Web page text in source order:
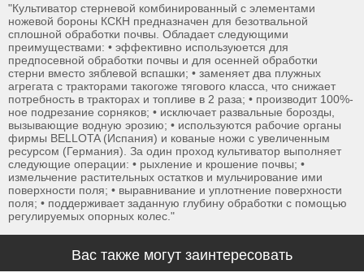
"Культиватор стерневой комбинированный с элементами
ножевой бороны КСКН предназначен для безотвальной
сплошной обработки почвы. Обладает следующими
преимуществами: • эффективно используюется для
предпосевной обработки почвы и для осенней обработки
стерни вместо зяблевой вспашки; • заменяет два плужных
агрегата с тракторами такогоже тягового класса, что снижает
потребность в тракторах и топливе в 2 раза; • производит 100%-
ное подрезание сорняков; • исключает развальные борозды,
вызывающие водную эрозию; • используются рабочие органы
фирмы BELLOTA (Испания) и кованые ножи с увеличенным
ресурсом (Германия). За один проход культиватор выполняет
следующие операции: • рыхление и крошение почвы; •
измельчение растительных остатков и мульчирование ими
поверхности поля; • выравнивание и уплотнение поверхности
поля; • поддерживает заданную глубину обработки с помощью
регулируемых опорных колес."
Вас также могут заинтересовать